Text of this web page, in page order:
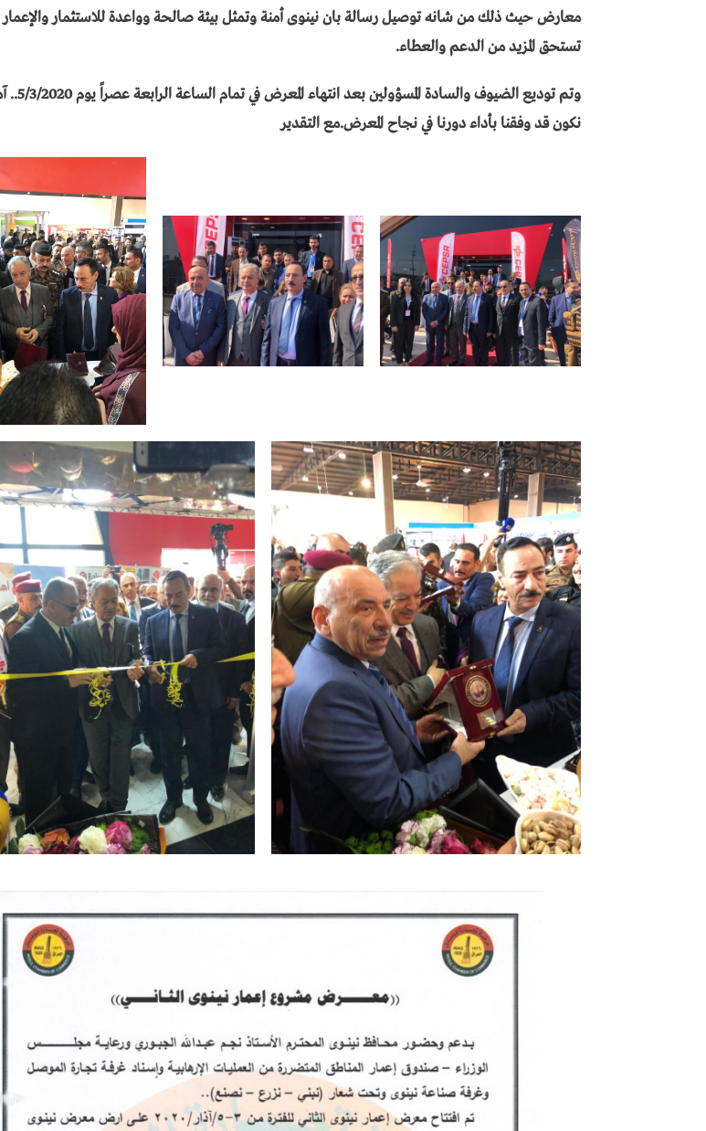
معارض حيث ذلك من شانه توصيل رسالة بان نينوى أمنة وتمثل بيئة صالحة وواعدة للاستثمار
تستحق المزيد من الدعم والعطاء.
وتم توديع الضيوف والسادة
نكون قد وفقنا بأداء دورنا في نجاح المعرض.مع التقدير